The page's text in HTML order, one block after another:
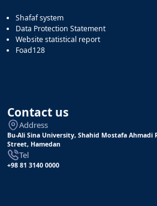
Shafaf system
Data Protection Statement
Website statistical report
Foad128
Contact us
Address
Bu-Ali Sina University, Shahid Mostafa Ahmadi
Street, Hamedan
Tel
+98 81 3140 0000